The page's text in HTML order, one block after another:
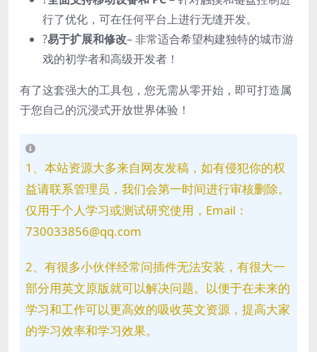
行了优化，可在任何平台上进行无缝开发。
?️易于扩展和修改– 非常适合希望构建独特的城市游
戏的初学者和高级开发者！
有了这套强大的工具包，您无需从零开始，即可打造属
于您自己的沉浸式开放世界体验！
1、本站资源大多来自网友发稿，如有侵犯你的权
益请联系管理员，我们会第一时间进行审核删除。
仅用于个人学习或测试研究使用，Email：
730033856@qq.com
2、有很多小伙伴经常问插件无法安装，有很大一
部分用英文原版就可以解决问题。以便于在未来的
学习和工作可以更高效的吸收英文资源，提高大家
的学习效率和学习效果。